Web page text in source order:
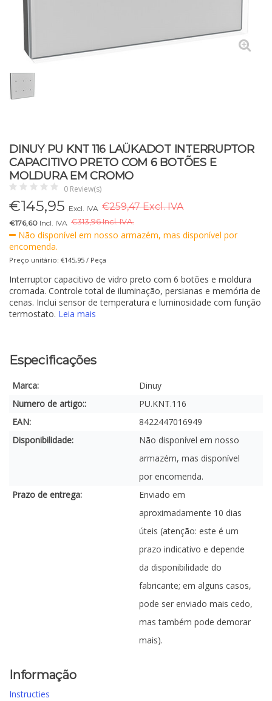
DINUY PU KNT 116 LAÜKADOT INTERRUPTOR
CAPACITIVO PRETO COM 6 BOTÕES E
MOLDURA EM CROMO
0 Review(s)
€145,95 Excl. IVA €259,47 Excl. IVA
€176,60 Incl. IVA €313,96 Incl. IVA.
Não disponível em nosso armazém, mas disponível por
encomenda.
Preço unitário: €145,95 / Peça
Interruptor capacitivo de vidro preto com 6 botões e moldura
cromada. Controle total de iluminação, persianas e memória de
cenas. Inclui sensor de temperatura e luminosidade com função
termostato. Leia mais
Especificações
Marca:
Dinuy
Numero de artigo::
PU.KNT.116
EAN:
8422447016949
Disponibilidade:
Não disponível em nosso
armazém, mas disponível
por encomenda.
Prazo de entrega:
Enviado em
aproximadamente 10 dias
úteis (atenção: este é um
prazo indicativo e depende
da disponibilidade do
fabricante; em alguns casos,
pode ser enviado mais cedo,
mas também pode demorar
mais).
Informação
Instructies